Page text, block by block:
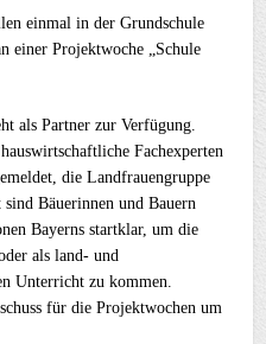
einmal in der Grundschule
einer Projektwoche „Schule
als Partner zur Verfügung.
Fachexperten
die Landfrauengruppe
Bäuerinnen und Bauern
Bayerns startklar, um die
als land- und
Unterricht zu kommen.
für die Projektwochen um